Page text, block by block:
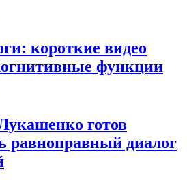
короткие видео
функции
готов
равноправный диалог